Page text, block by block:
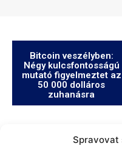
Spravovat
Bitcoin veszélyben:
Négy kulcsfontosságú
mutató figyelmeztet az
50 000 dolláros
zuhanásra